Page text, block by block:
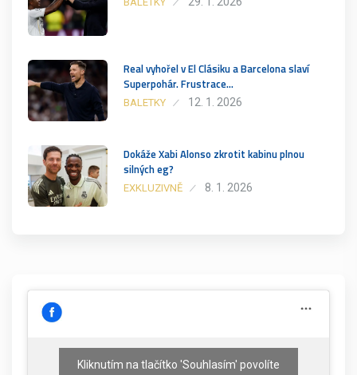
Real vyhořel v El Clásiku a Barcelona slaví
Superpohár. Frustrace…
BALETKY 12. 1. 2026
Dokáže Xabi Alonso zkrotit kabinu plnou
silných eg?
EXKLUZIVNĚ 8. 1. 2026
Kliknutím na tlačítko 'Souhlasím' povolíte